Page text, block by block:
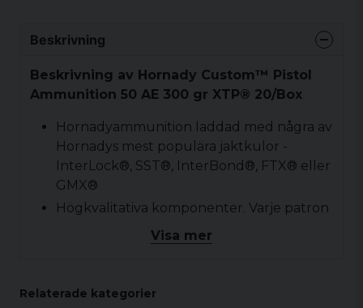
Beskrivning
Beskrivning av Hornady Custom™ Pistol
Ammunition 50 AE 300 gr XTP® 20/Box
Hornadyammunition laddad med några av
Hornadys mest populära jaktkulor -
InterLock®, SST®, InterBond®, FTX® eller
GMX®
Högkvalitativa komponenter. Varje patron
laddas för att säkerställa optimalt tryck,
hastighet och jämnhet mellan partierna.
tillförlitlig tändning av krutet
Visa mer
Relaterade kategorier